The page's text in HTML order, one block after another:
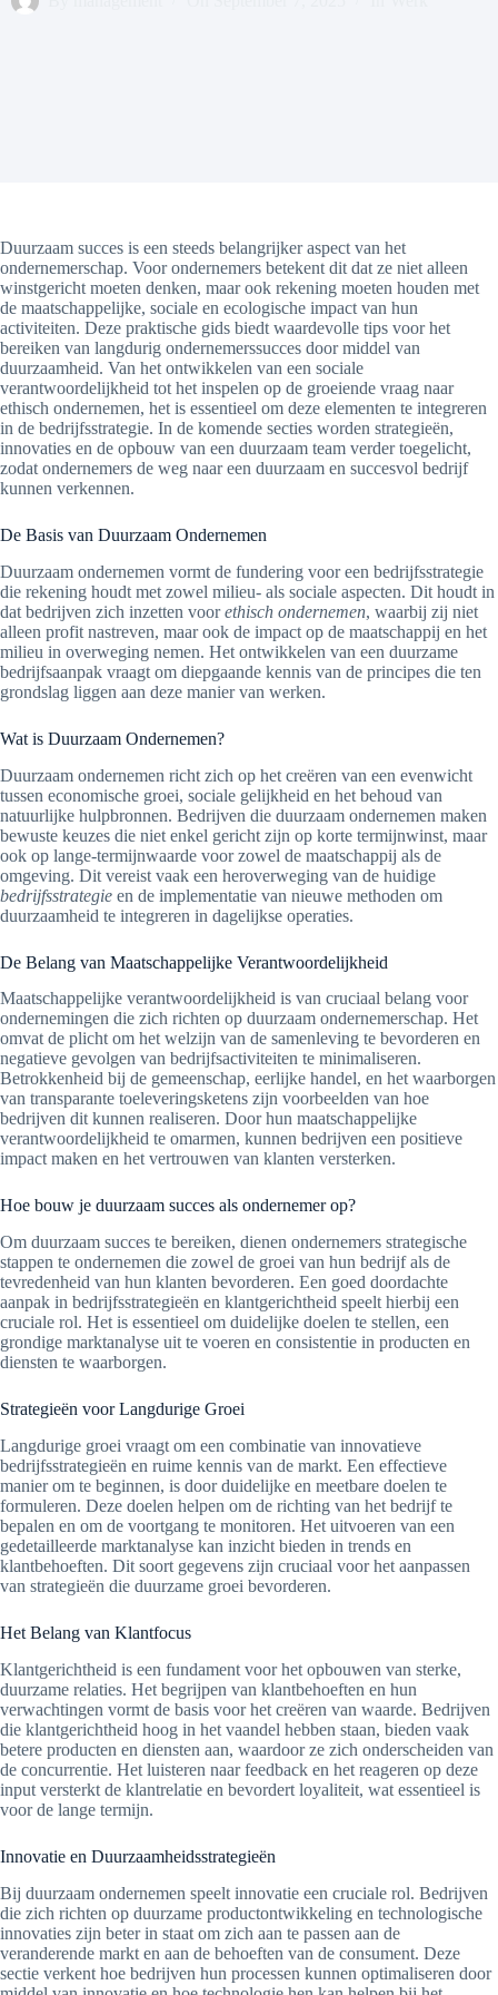
Duurzaam succes is een steeds belangrijker aspect van het
ondernemerschap. Voor ondernemers betekent dit dat ze niet alleen
winstgericht moeten denken, maar ook rekening moeten houden met
de maatschappelijke, sociale en ecologische impact van hun
activiteiten. Deze praktische gids biedt waardevolle tips voor het
bereiken van langdurig ondernemerssucces door middel van
duurzaamheid. Van het ontwikkelen van een sociale
verantwoordelijkheid tot het inspelen op de groeiende vraag naar
ethisch ondernemen, het is essentieel om deze elementen te integreren
in de bedrijfsstrategie. In de komende secties worden strategieën,
innovaties en de opbouw van een duurzaam team verder toegelicht,
zodat ondernemers de weg naar een duurzaam en succesvol bedrijf
kunnen verkennen.
De Basis van Duurzaam Ondernemen
Duurzaam ondernemen vormt de fundering voor een bedrijfsstrategie
die rekening houdt met zowel milieu- als sociale aspecten. Dit houdt in
dat bedrijven zich inzetten voorethisch ondernemen, waarbij zij niet
alleen profit nastreven, maar ook de impact op de maatschappij en het
milieu in overweging nemen. Het ontwikkelen van een duurzame
bedrijfsaanpak vraagt om diepgaande kennis van de principes die ten
grondslag liggen aan deze manier van werken.
Wat is Duurzaam Ondernemen?
Duurzaam ondernemen richt zich op het creëren van een evenwicht
tussen economische groei, sociale gelijkheid en het behoud van
natuurlijke hulpbronnen. Bedrijven die duurzaam ondernemen maken
bewuste keuzes die niet enkel gericht zijn op korte termijnwinst, maar
ook op lange-termijnwaarde voor zowel de maatschappij als de
omgeving. Dit vereist vaak een heroverweging van de huidige
bedrijfsstrategie en de implementatie van nieuwe methoden om
duurzaamheid te integreren in dagelijkse operaties.
De Belang van Maatschappelijke Verantwoordelijkheid
Maatschappelijke verantwoordelijkheid is van cruciaal belang voor
ondernemingen die zich richten op duurzaam ondernemerschap. Het
omvat de plicht om het welzijn van de samenleving te bevorderen en
negatieve gevolgen van bedrijfsactiviteiten te minimaliseren.
Betrokkenheid bij de gemeenschap, eerlijke handel, en het waarborgen
van transparante toeleveringsketens zijn voorbeelden van hoe
bedrijven dit kunnen realiseren. Door hun maatschappelijke
verantwoordelijkheid te omarmen, kunnen bedrijven een positieve
impact maken en het vertrouwen van klanten versterken.
Hoe bouw je duurzaam succes als ondernemer op?
Om duurzaam succes te bereiken, dienen ondernemers strategische
stappen te ondernemen die zowel de groei van hun bedrijf als de
tevredenheid van hun klanten bevorderen. Een goed doordachte
aanpak in bedrijfsstrategieën en klantgerichtheid speelt hierbij een
cruciale rol. Het is essentieel om duidelijke doelen te stellen, een
grondige marktanalyse uit te voeren en consistentie in producten en
diensten te waarborgen.
Strategieën voor Langdurige Groei
Langdurige groei vraagt om een combinatie van innovatieve
bedrijfsstrategieën en ruime kennis van de markt. Een effectieve
manier om te beginnen, is door duidelijke en meetbare doelen te
formuleren. Deze doelen helpen om de richting van het bedrijf te
bepalen en om de voortgang te monitoren. Het uitvoeren van een
gedetailleerde marktanalyse kan inzicht bieden in trends en
klantbehoeften. Dit soort gegevens zijn cruciaal voor het aanpassen
van strategieën die duurzame groei bevorderen.
Het Belang van Klantfocus
Klantgerichtheid is een fundament voor het opbouwen van sterke,
duurzame relaties. Het begrijpen van klantbehoeften en hun
verwachtingen vormt de basis voor het creëren van waarde. Bedrijven
die klantgerichtheid hoog in het vaandel hebben staan, bieden vaak
betere producten en diensten aan, waardoor ze zich onderscheiden van
de concurrentie. Het luisteren naar feedback en het reageren op deze
input versterkt de klantrelatie en bevordert loyaliteit, wat essentieel is
voor de lange termijn.
Innovatie en Duurzaamheidsstrategieën
Bij duurzaam ondernemen speelt innovatie een cruciale rol. Bedrijven
die zich richten op duurzame productontwikkeling en technologische
innovaties zijn beter in staat om zich aan te passen aan de
veranderende markt en aan de behoeften van de consument. Deze
sectie verkent hoe bedrijven hun processen kunnen optimaliseren door